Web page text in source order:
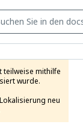
teilweise mithilfe
wurde.
neu